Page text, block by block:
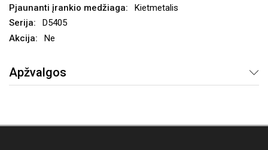
Kietmetalis
D5405
Ne
Apžvalgos